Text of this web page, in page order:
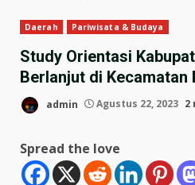
Daerah Pariwisata & Budaya
Study Orientasi
Berlanjut di Kecamatan
admin Agustus 22, 2023 2
Spread the love